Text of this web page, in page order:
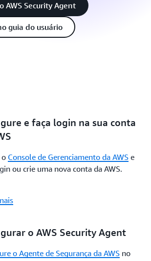
AWS Security Agent
guia do usuário
e faça login na sua conta
o Console de Gerenciamento da AWSe
ou crie uma nova conta da AWS.
o AWS Security Agent
o Agente de Segurança da AWSno